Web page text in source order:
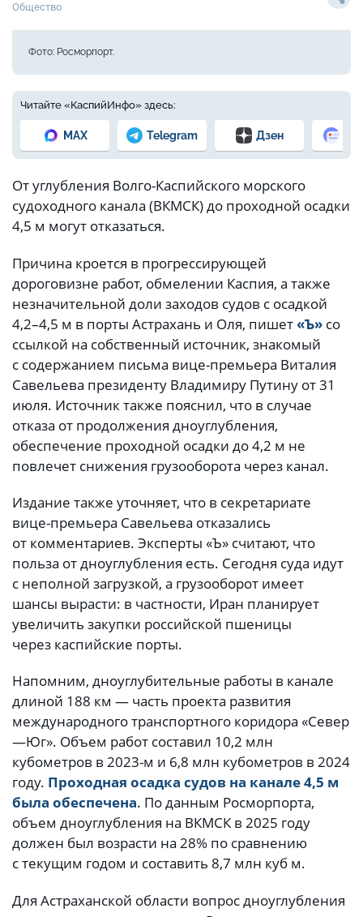
Общество
Фото: Росморпорт.
Читайте «КаспийИнфо» здесь:
MAX Telegram Дзен
От углубления Волго-Каспийского морского
судоходного канала (ВКМСК) до проходной осадки
4,5 м могут отказаться.
Причина кроется в прогрессирующей
дороговизне работ, обмелении Каспия, а также
незначительной доли заходов судов с осадкой
4,2–4,5 м в порты Астрахань и Оля, пишет «Ъ» со
ссылкой на собственный источник, знакомый
с содержанием письма вице-премьера Виталия
Савельева президенту Владимиру Путину от 31
июля. Источник также пояснил, что в случае
отказа от продолжения дноуглубления,
обеспечение проходной осадки до 4,2 м не
повлечет снижения грузооборота через канал.
Издание также уточняет, что в секретариате
вице-премьера Савельева отказались
от комментариев. Эксперты «Ъ» считают, что
польза от дноуглубления есть. Сегодня суда идут
с неполной загрузкой, а грузооборот имеет
шансы вырасти: в частности, Иран планирует
увеличить закупки российской пшеницы
через каспийские порты.
Напомним, дноуглубительные работы в канале
длиной 188 км — часть проекта развития
международного транспортного коридора «Север
—Юг». Объем работ составил 10,2 млн
кубометров в 2023-м и 6,8 млн кубометров в 2024
году. Проходная осадка судов на канале 4,5 м
была обеспечена. По данным Росморпорта,
объем дноуглубления на ВКМСК в 2025 году
должен был возрасти на 28% по сравнению
с текущим годом и составить 8,7 млн куб м.
Для Астраханской области вопрос дноуглубления